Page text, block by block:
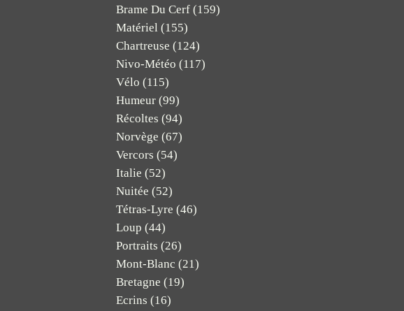
Brame Du Cerf (159)
Matériel (155)
Chartreuse (124)
Nivo-Météo (117)
Vélo (115)
Humeur (99)
Récoltes (94)
Norvège (67)
Vercors (54)
Italie (52)
Nuitée (52)
Tétras-Lyre (46)
Loup (44)
Portraits (26)
Mont-Blanc (21)
Bretagne (19)
Ecrins (16)